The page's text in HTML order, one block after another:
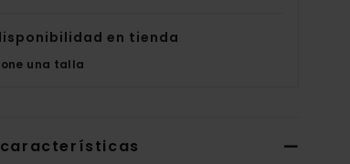
en tienda
una talla